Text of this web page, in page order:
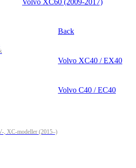
Back
Volvo XC40 / EX40
Volvo C40 / EC40
, XC-modeller (2015–)